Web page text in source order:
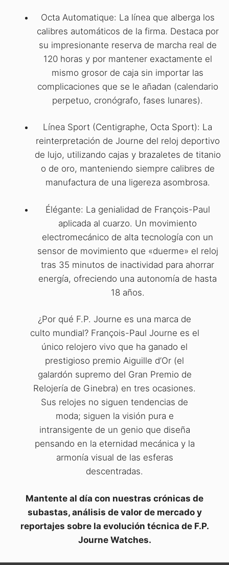
Octa Automatique: La línea que alberga los
calibres automáticos de la firma. Destaca por
su impresionante reserva de marcha real de
120 horas y por mantener exactamente el
mismo grosor de caja sin importar las
complicaciones que se le añadan (calendario
perpetuo, cronógrafo, fases lunares).
Línea Sport (Centigraphe, Octa Sport): La
reinterpretación de Journe del reloj deportivo
de lujo, utilizando cajas y brazaletes de titanio
o de oro, manteniendo siempre calibres de
manufactura de una ligereza asombrosa.
Élégante: La genialidad de François-Paul
aplicada al cuarzo. Un movimiento
electromecánico de alta tecnología con un
sensor de movimiento que «duerme» el reloj
tras 35 minutos de inactividad para ahorrar
energía, ofreciendo una autonomía de hasta
18 años.
¿Por qué F.P. Journe es una marca de
culto mundial? François-Paul Journe es el
único relojero vivo que ha ganado el
prestigioso premio Aiguille d’Or (el
galardón supremo del Gran Premio de
Relojería de Ginebra) en tres ocasiones.
Sus relojes no siguen tendencias de
moda; siguen la visión pura e
intransigente de un genio que diseña
pensando en la eternidad mecánica y la
armonía visual de las esferas
descentradas.
Mantente al día con nuestras crónicas de
subastas, análisis de valor de mercado y
reportajes sobre la evolución técnica de F.P.
Journe Watches.